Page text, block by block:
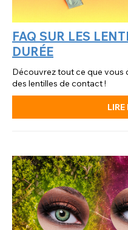
FAQ SUR LES
DURÉE
Découvrez tout ce que vous
des lentilles de contact !